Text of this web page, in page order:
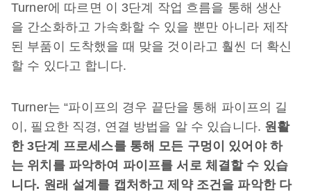
Turner에 따르면 이 3단계 작업 흐름을 통해 생산
을 간소화하고 가속화할 수 있을 뿐만 아니라 제작
된 부품이 도착했을 때 맞을 것이라고 훨씬 더 확신
할 수 있다고 합니다.
Turner는 “파이프의 경우 끝단을 통해 파이프의 길
이, 필요한 직경, 연결 방법을 알 수 있습니다. 원활
한 3단계 프로세스를 통해 모든 구멍이 있어야 하
는 위치를 파악하여 파이프를 서로 체결할 수 있습
니다. 원래 설계를 캡처하고 제약 조건을 파악한 다